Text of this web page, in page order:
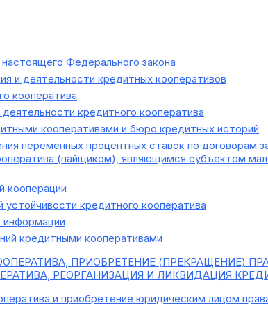
Федерального закона
и деятельности кредитных кооперативов
кооператива
кредитного кооператива
кооперативами и бюро кредитных историй
переменных процентных ставок по договорам
(пайщиком), являющимся субъектом
кооперации
кредитного кооператива
информации
кредитными кооперативами
ПРИОБРЕТЕНИЕ (ПРЕКРАЩЕНИЕ)
РЕОРГАНИЗАЦИЯ И ЛИКВИДАЦИЯ
и приобретение юридическим лицом